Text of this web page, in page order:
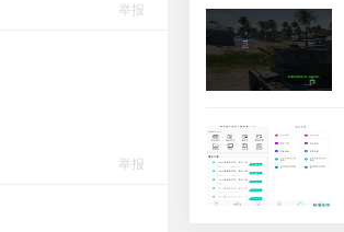
举报
举报